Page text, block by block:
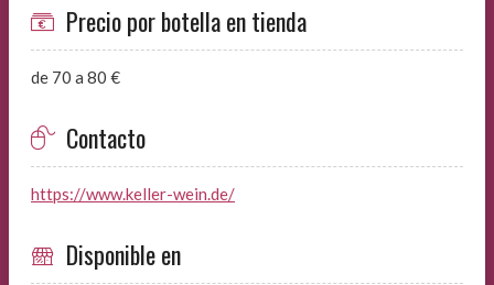
Precio por botella en tienda
de 70 a 80 €
Contacto
https://www.keller-wein.de/
Disponible en